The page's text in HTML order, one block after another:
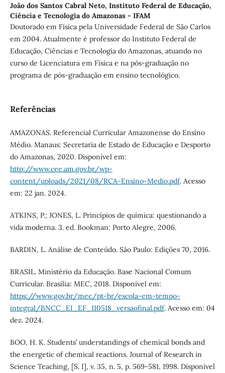
João dos Santos Cabral Neto, Instituto Federal de Educação,
Ciência e Tecnologia do Amazonas - IFAM
Doutorado em Física pela Universidade Federal de São Carlos
em 2004. Atualmente é professor do Instituto Federal de
Educação, Ciências e Tecnologia do Amazonas, atuando no
curso de Licenciatura em Física e na pós-graduação no
programa de pós-graduação em ensino tecnológico.
Referências
AMAZONAS. Referencial Curricular Amazonense do Ensino
Médio. Manaus: Secretaria de Estado de Educação e Desporto
do Amazonas, 2020. Disponível em:
http://www.cee.am.gov.br/wp-
content/uploads/2021/08/RCA-Ensino-Medio.pdf. Acesso
em: 22 jan. 2024.
ATKINS, P.; JONES, L. Princípios de química: questionando a
vida moderna. 3. ed. Bookman: Porto Alegre, 2006.
BARDIN, L. Análise de Conteúdo. São Paulo: Edições 70, 2016.
BRASIL. Ministério da Educação. Base Nacional Comum
Curricular. Brasília: MEC, 2018. Disponível em:
https://www.gov.br/mec/pt-br/escola-em-tempo-
integral/BNCC_EI_EF_110518_versaofinal.pdf. Acesso em: 04
dez. 2024.
BOO, H. K. Students’ understandings of chemical bonds and
the energetic of chemical reactions. Journal of Research in
Science Teaching, [S. I], v. 35, n. 5, p. 569-581, 1998. Disponível